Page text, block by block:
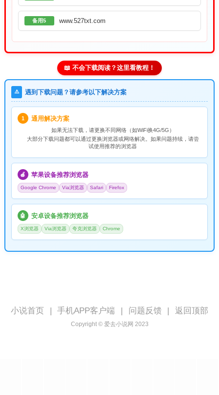
备用5 www.527txt.com
📖 不会下载阅读？这里看教程！
⚠️ 遇到下载问题？请参考以下解决方案
1 通用解决方案
如果无法下载，请更换不同网络（如WiFi换4G/5G）
大部分下载问题都可以通过更换浏览器或网络解决。如果问题持续，请尝
试使用推荐的浏览器
🍎 苹果设备推荐浏览器
Google Chrome Via浏览器 Safari Firefox
🤖 安卓设备推荐浏览器
X浏览器 Via浏览器 夸克浏览器 Chrome
小说首页 手机APP客户端 问题反馈 返回顶部
Copyright © 爱去小说网 2023